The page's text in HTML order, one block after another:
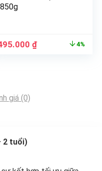
850g
₫ 4%
giá (0)
2 tuổi)